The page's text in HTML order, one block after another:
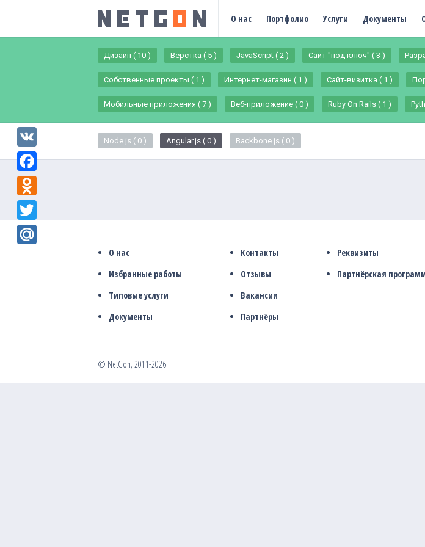
О нас Портфолио Услуги Документы
Дизайн ( 10 ) Вёрстка ( 5 ) JavaScript ( 2 ) Сайт "под ключ" ( 3 )
Собственные проекты ( 1 ) Интернет-магазин ( 1 ) Сайт-визитка ( 1 )
Мобильные приложения ( 7 ) Веб-приложение ( 0 ) Ruby On Rails ( 1 )
Node.js ( 0 ) Angular.js ( 0 ) Backbone.js ( 0 )
О нас
Избранные работы
Типовые услуги
Документы
Контакты
Отзывы
Вакансии
Партнёры
Реквизиты
Партнёрская
© NetGon, 2011-2026
VK
Facebook
Odnoklassniki
Twitter